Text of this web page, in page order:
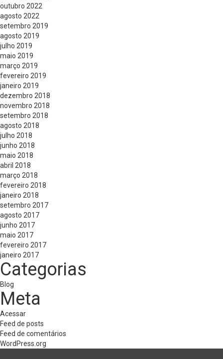
outubro 2022
agosto 2022
setembro 2019
agosto 2019
julho 2019
maio 2019
março 2019
fevereiro 2019
janeiro 2019
dezembro 2018
novembro 2018
setembro 2018
agosto 2018
julho 2018
junho 2018
maio 2018
abril 2018
março 2018
fevereiro 2018
janeiro 2018
setembro 2017
agosto 2017
junho 2017
maio 2017
fevereiro 2017
janeiro 2017
Categorias
Blog
Meta
Acessar
Feed de posts
Feed de comentários
WordPress.org